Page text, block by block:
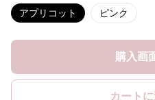
アプリコット ピンク
購入画
カート